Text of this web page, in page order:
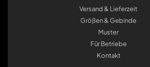
Versand & Lieferzeit
Größen & Gebinde
Muster
Für Betriebe
Kontakt